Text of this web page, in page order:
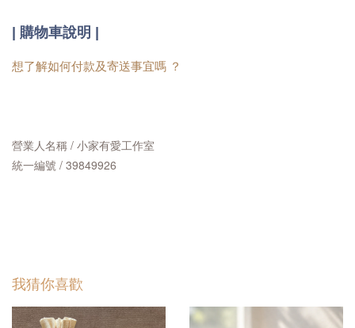
| 購物車說明 |
想了解如何付款及寄送事宜嗎 ？
營業人名稱 / 小家有愛工作室
統一編號 / 39849926
我猜你喜歡